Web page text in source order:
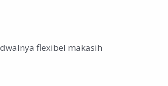
flexibel makasih